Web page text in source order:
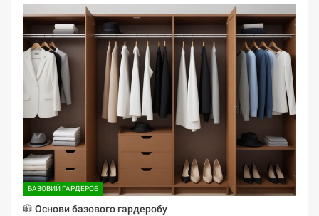
БАЗОВИЙ ГАРДЕРОБ
🧥 Основи базового гардеробу